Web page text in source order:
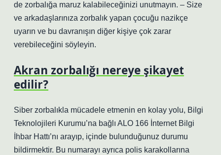
de zorbalığa maruz kalabileceğinizi unutmayın. – Size
ve arkadaşlarınıza zorbalık yapan çocuğu nazikçe
uyarın ve bu davranışın diğer kişiye çok zarar
verebileceğini söyleyin.
Akran zorbalığı nereye şikayet
edilir?
Siber zorbalıkla mücadele etmenin en kolay yolu, Bilgi
Teknolojileri Kurumu’na bağlı ALO 166 İnternet Bilgi
İhbar Hattı’nı arayıp, içinde bulunduğunuz durumu
bildirmektir. Bu numarayı ayrıca polis karakollarına